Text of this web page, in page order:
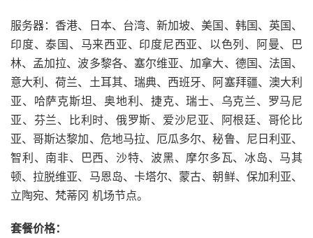
服务器：香港、日本、台湾、新加坡、美国、韩国、英国、
印度、泰国、马来西亚、印度尼西亚、以色列、阿曼、巴
林、孟加拉、波多黎各、塞尔维亚、加拿大、德国、法国、
意大利、荷兰、土耳其、瑞典、西班牙、阿塞拜疆、澳大利
亚、哈萨克斯坦、奥地利、捷克、瑞士、乌克兰、罗马尼
亚、芬兰、比利时、俄罗斯、爱沙尼亚、阿根廷、哥伦比
亚、哥斯达黎加、危地马拉、厄瓜多尔、秘鲁、尼日利亚、
智利、南非、巴西、沙特、波黑、摩尔多瓦、冰岛、马其
顿、拉脱维亚、马恩岛、卡塔尔、蒙古、朝鲜、保加利亚、
立陶宛、梵蒂冈 机场节点。
套餐价格：